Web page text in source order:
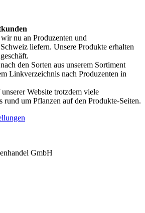
nu an Produzenten und
liefern. Unsere Produkte erhalten
den Sorten aus unserem Sortiment
Linkverzeichnis nach Produzenten in
Website trotzdem viele
rund um Pflanzen auf den Produkte-Seiten.
GmbH